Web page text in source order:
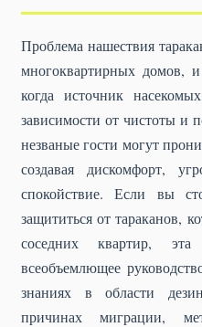
Проблема нашествия
многоквартирных домов,
когда источник
зависимости от чистоты и
незваные гости могут
создавая дискомфорт,
спокойствие. Если вы
защититься от тараканов,
соседних квартир,
всеобъемлющее
знаниях в области
причинах миграции,